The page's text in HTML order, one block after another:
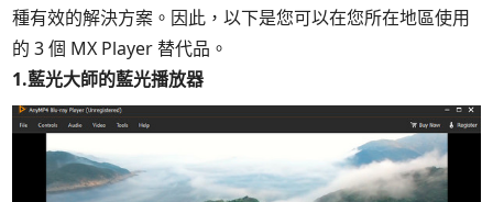
種有效的解決方案。因此，以下是您可以在您所在地區使用
的 3 個 MX Player 替代品。
1.藍光大師的藍光播放器